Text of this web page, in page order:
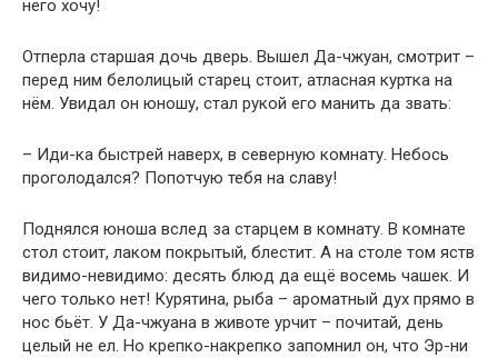
него хочу!
Отперла старшая дочь дверь. Вышел Да-чжуан, смотрит –
перед ним белолицый старец стоит, атласная куртка на
нём. Увидал он юношу, стал рукой его манить да звать:
– Иди-ка быстрей наверх, в северную комнату. Небось
проголодался? Попотчую тебя на славу!
Поднялся юноша вслед за старцем в комнату. В комнате
стол стоит, лаком покрытый, блестит. А на столе том яств
видимо-невидимо: десять блюд да ещё восемь чашек. И
чего только нет! Курятина, рыба – ароматный дух прямо в
нос бьёт. У Да-чжуана в животе урчит – почитай, день
целый не ел. Но крепко-накрепко запомнил он, что Эр-ни